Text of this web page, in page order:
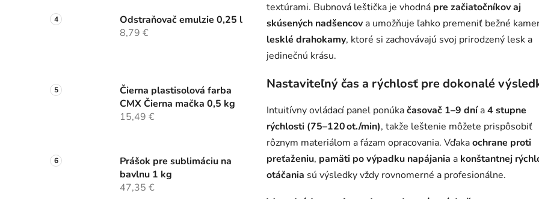
Odstraňovač emulzie 0,25 l
8,79 €
Čierna plastisolová farba
CMX Čierna mačka 0,5 kg
15,49 €
Prášok pre sublimáciu na
bavlnu 1 kg
47,35 €
textúrami. Bubnová leštička je vhodná pre začiatočníkov aj
skúsených nadšencov a umožňuje ľahko premeniť bežné
lesklé drahokamy, ktoré si zachovávajú svoj prirodzený lesk a
jedinečnú krásu.
Nastaviteľný čas a rýchlosť pre dokonalé
Intuitívny ovládací panel ponúkačasovač 1–9 dnía4 stupne
rýchlosti (75–120 ot./min), takže leštenie môžete prispôsobiť
rôznym materiálom a fázam opracovania. Vďakaochrane proti
preťaženiu, pamäti po výpadku napájania a konštantnej
otáčania sú výsledky vždy rovnomerné a profesionálne.